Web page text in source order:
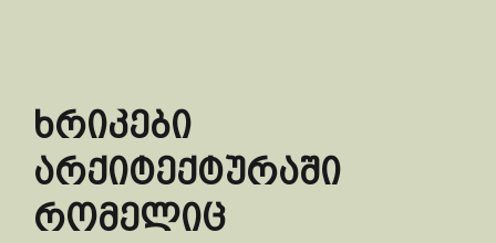
ხრიკები
არქიტექტურაში
რომელიც